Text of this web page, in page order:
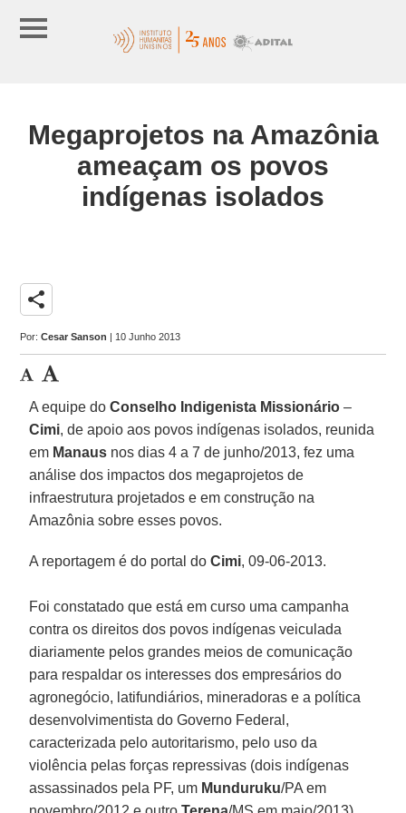
Megaprojetos na Amazônia
ameaçam os povos
indígenas isolados
share
Por:Cesar Sanson | 10 Junho 2013
A equipe doConselho Indigenista Missionário –
Cimi, de apoio aos povos indígenas isolados, reunida
em Manaus nos dias 4 a 7 de junho/2013, fez uma
análise dos impactos dos megaprojetos de
infraestrutura projetados e em construção na
Amazônia sobre esses povos.
A reportagem é do portal doCimi, 09-06-2013.
Foi constatado que está em curso uma campanha
contra os direitos dos povos indígenas veiculada
diariamente pelos grandes meios de comunicação
para respaldar os interesses dos empresários do
agronegócio, latifundiários, mineradoras e a política
desenvolvimentista do Governo Federal,
caracterizada pelo autoritarismo, pelo uso da
violência pelas forças repressivas (dois indígenas
assassinados pela PF, um Munduruku/PA em